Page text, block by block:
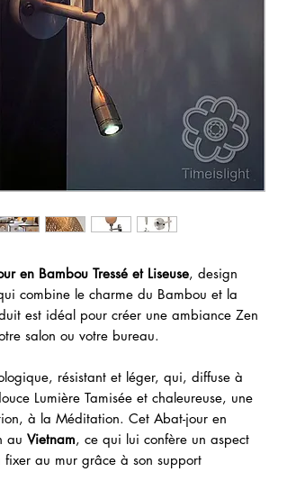
en Bambou Tressé et Liseuse, design
combine le charme du Bambou et la
est idéal pour créer une ambiance Zen
salon ou votre bureau.
résistant et léger, qui, diffuse à
Lumière Tamisée et chaleureuse, une
à la Méditation. Cet Abat-jour en
au Vietnam, ce qui lui confère un aspect
au mur grâce à son support